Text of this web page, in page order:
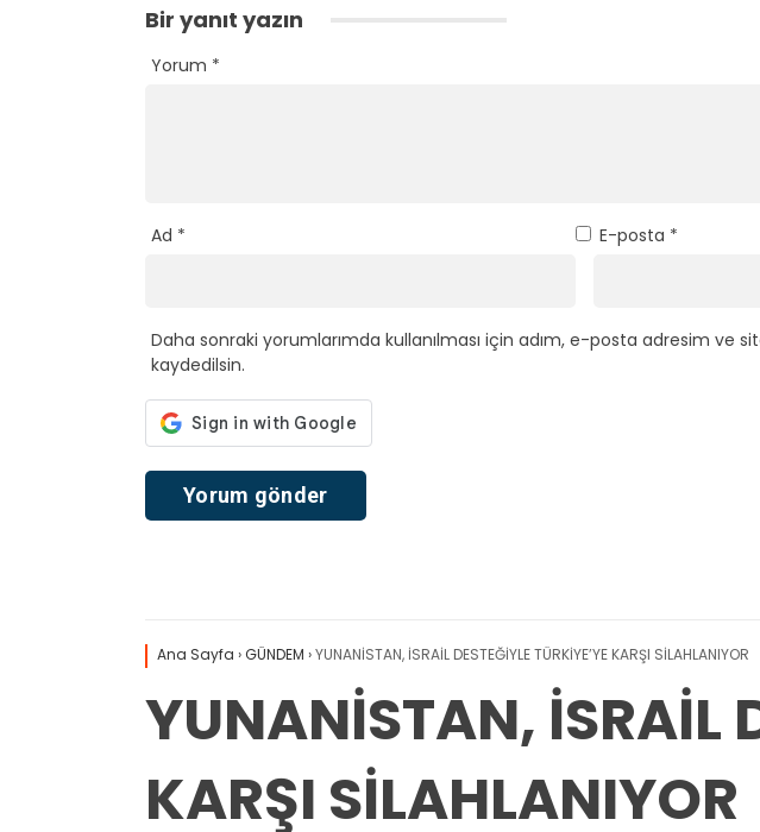
Bir yanıt yazın
Yorum *
Ad * E-posta *
Daha sonraki yorumlarımda kullanılması için adım, e-posta adresim ve
kaydedilsin.
Ana Sayfa ›GÜNDEM ›YUNANİSTAN, İSRAİL DESTEĞİYLE TÜRKİYE’YE KARŞI SİLAHLANIYOR
YUNANİSTAN, İSRAİL
KARŞI SİLAHLANIYOR